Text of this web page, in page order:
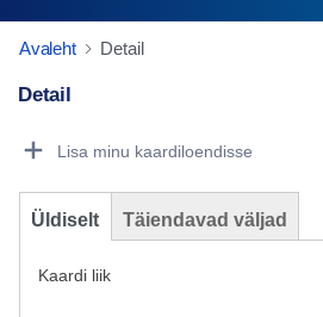
Avaleht Detail
Detail
Lisa minu kaardiloendisse
Üldiselt Täiendavad väljad
Kaardi liik